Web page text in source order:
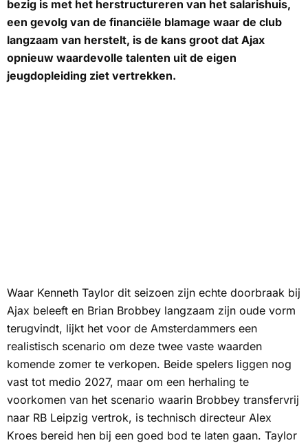
bezig is met het herstructureren van het salarishuis,
een gevolg van de financiële blamage waar de club
langzaam van herstelt, is de kans groot dat Ajax
opnieuw waardevolle talenten uit de eigen
jeugdopleiding ziet vertrekken.
Waar Kenneth Taylor dit seizoen zijn echte doorbraak bij
Ajax beleeft en Brian Brobbey langzaam zijn oude vorm
terugvindt, lijkt het voor de Amsterdammers een
realistisch scenario om deze twee vaste waarden
komende zomer te verkopen. Beide spelers liggen nog
vast tot medio 2027, maar om een herhaling te
voorkomen van het scenario waarin Brobbey transfervrij
naar RB Leipzig vertrok, is technisch directeur Alex
Kroes bereid hen bij een goed bod te laten gaan. Taylor